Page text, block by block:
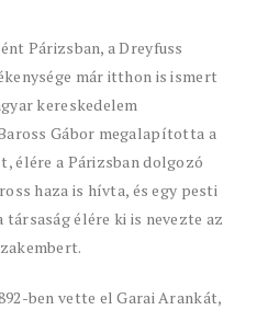
Párizsban, a Dreyfuss
már itthon is ismert
kereskedelem
Gábor megalapította a
élére a Párizsban dolgozó
haza is hívta, és egy pesti
élére ki is nevezte az
ben vette el Garai Arankát,